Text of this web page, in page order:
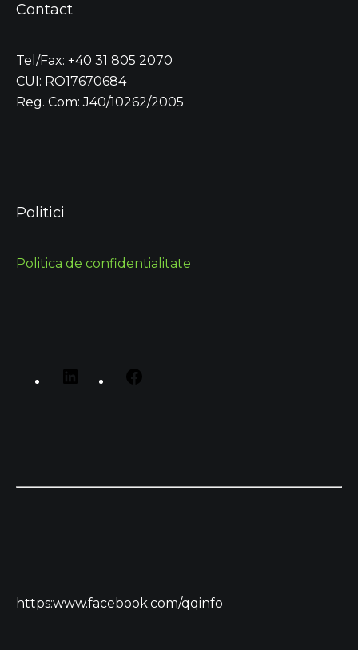
Contact
Tel/Fax: +40 31 805 2070
CUI: RO17670684
Reg. Com: J40/10262/2005
Politici
Politica de confidentialitate
https:www.facebook.com/qqinfo